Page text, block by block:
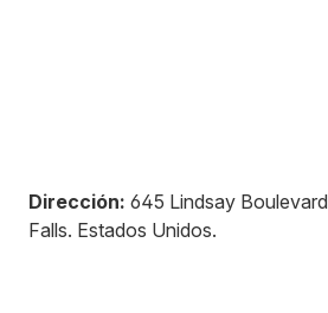
Dirección: 645 Lindsay Boulevard
Falls. Estados Unidos.